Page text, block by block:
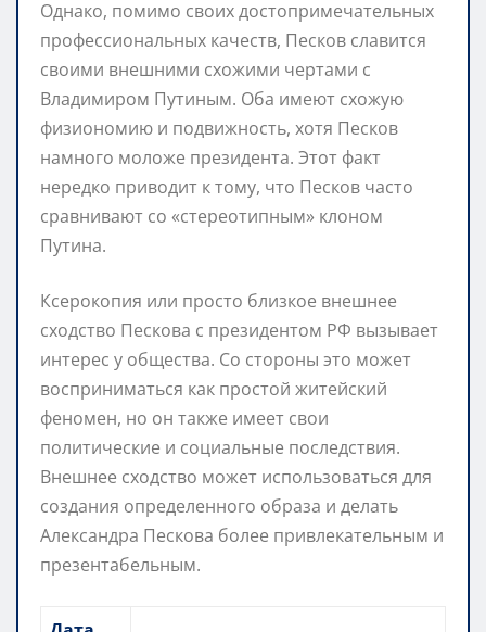
Однако, помимо своих достопримечательных
профессиональных качеств, Песков славится
своими внешними схожими чертами с
Владимиром Путиным. Оба имеют схожую
физиономию и подвижность, хотя Песков
намного моложе президента. Этот факт
нередко приводит к тому, что Песков часто
сравнивают со «стереотипным» клоном
Путина.
Ксерокопия или просто близкое внешнее
сходство Пескова с президентом РФ вызывает
интерес у общества. Со стороны это может
восприниматься как простой житейский
феномен, но он также имеет свои
политические и социальные последствия.
Внешнее сходство может использоваться для
создания определенного образа и делать
Александра Пескова более привлекательным и
презентабельным.